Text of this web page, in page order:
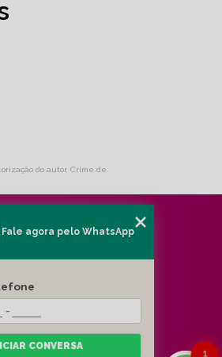
do autor. Crime de
HOME
SERVIÇOS
CONTATO
CATEGORIAS
1
agora pelo WhatsApp
CONVERSA